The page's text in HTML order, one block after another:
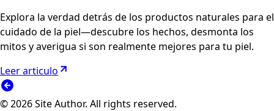
Explora la verdad detrás de los productos naturales para el
cuidado de la piel—descubre los hechos, desmonta los
mitos y averigua si son realmente mejores para tu piel.
Leer articulo
© 2026 Site Author. All rights reserved.